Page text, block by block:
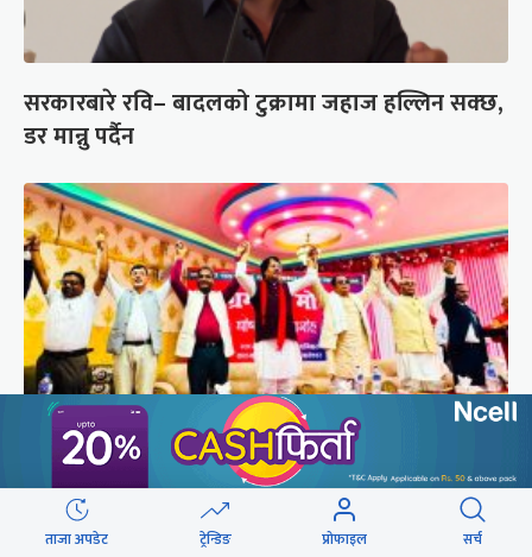
सरकारबारे रवि– बादलको टुक्रामा जहाज हल्लिन सक्छ,
डर मान्नु पर्दैन
अस्तित्व संकटमा परेपछि मोर्चाबन्दीमा जुटे मधेशी-
पहिचानवादी दल
ताजा अपडेट ट्रेन्डिङ प्रोफाइल सर्च